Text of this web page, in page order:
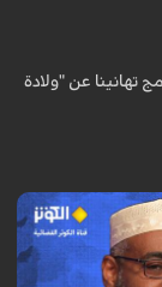
تهانينا عن "ولادة